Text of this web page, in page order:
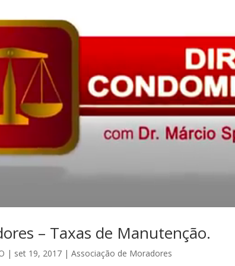
– Taxas de Manutenção.
| set 19, 2017 |Associação de Moradores